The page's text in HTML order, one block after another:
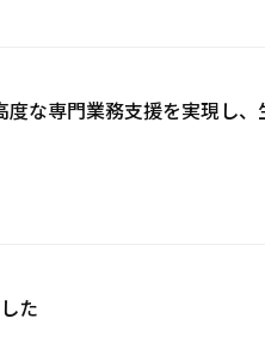
な専門業務支援を実現し
た